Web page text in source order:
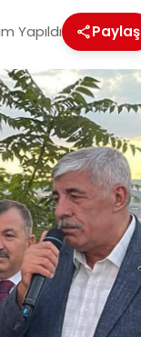
Yapıldı Paylaş